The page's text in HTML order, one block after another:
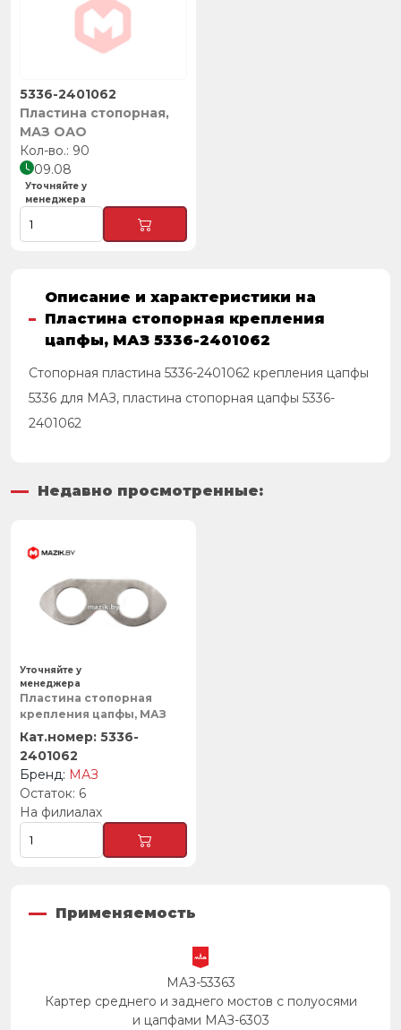
Пластина стопорная,
МАЗ ОАО
5336-2401062
90
09.08
Уточняйте у
менеджера
Описание и характеристики на
Пластина стопорная крепления
цапфы, МАЗ 5336-2401062
Стопорная пластина 5336-2401062 крепления цапфы
5336 для МАЗ, пластина стопорная цапфы 5336-
2401062
Недавно просмотренные:
Пластина стопорная
крепления цапфы, МАЗ
5336-
2401062
МАЗ
6
На филиалах
Уточняйте у
менеджера
Применяемость
МАЗ-53363
Картер среднего и заднего мостов с полуосями
и цапфами МАЗ-6303